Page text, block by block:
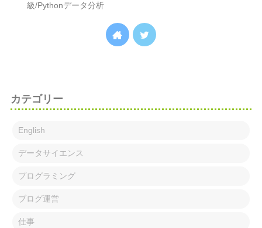
級/Pythonデータ分析
カテゴリー
English
データサイエンス
プログラミング
ブログ運営
仕事